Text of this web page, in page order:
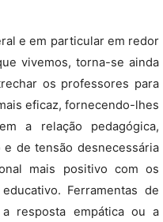
e em particular em redor
vivemos, torna-se ainda
os professores para
eficaz, fornecendo-lhes
a relação pedagógica,
de tensão desnecessária
mais positivo com os
Ferramentas de
resposta empática ou a